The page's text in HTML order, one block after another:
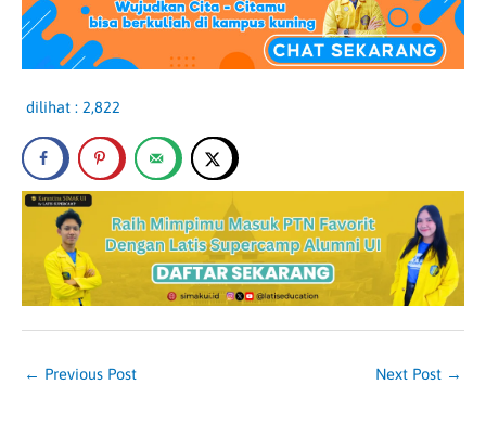
dilihat : 2,822
← Previous Post Next Post →